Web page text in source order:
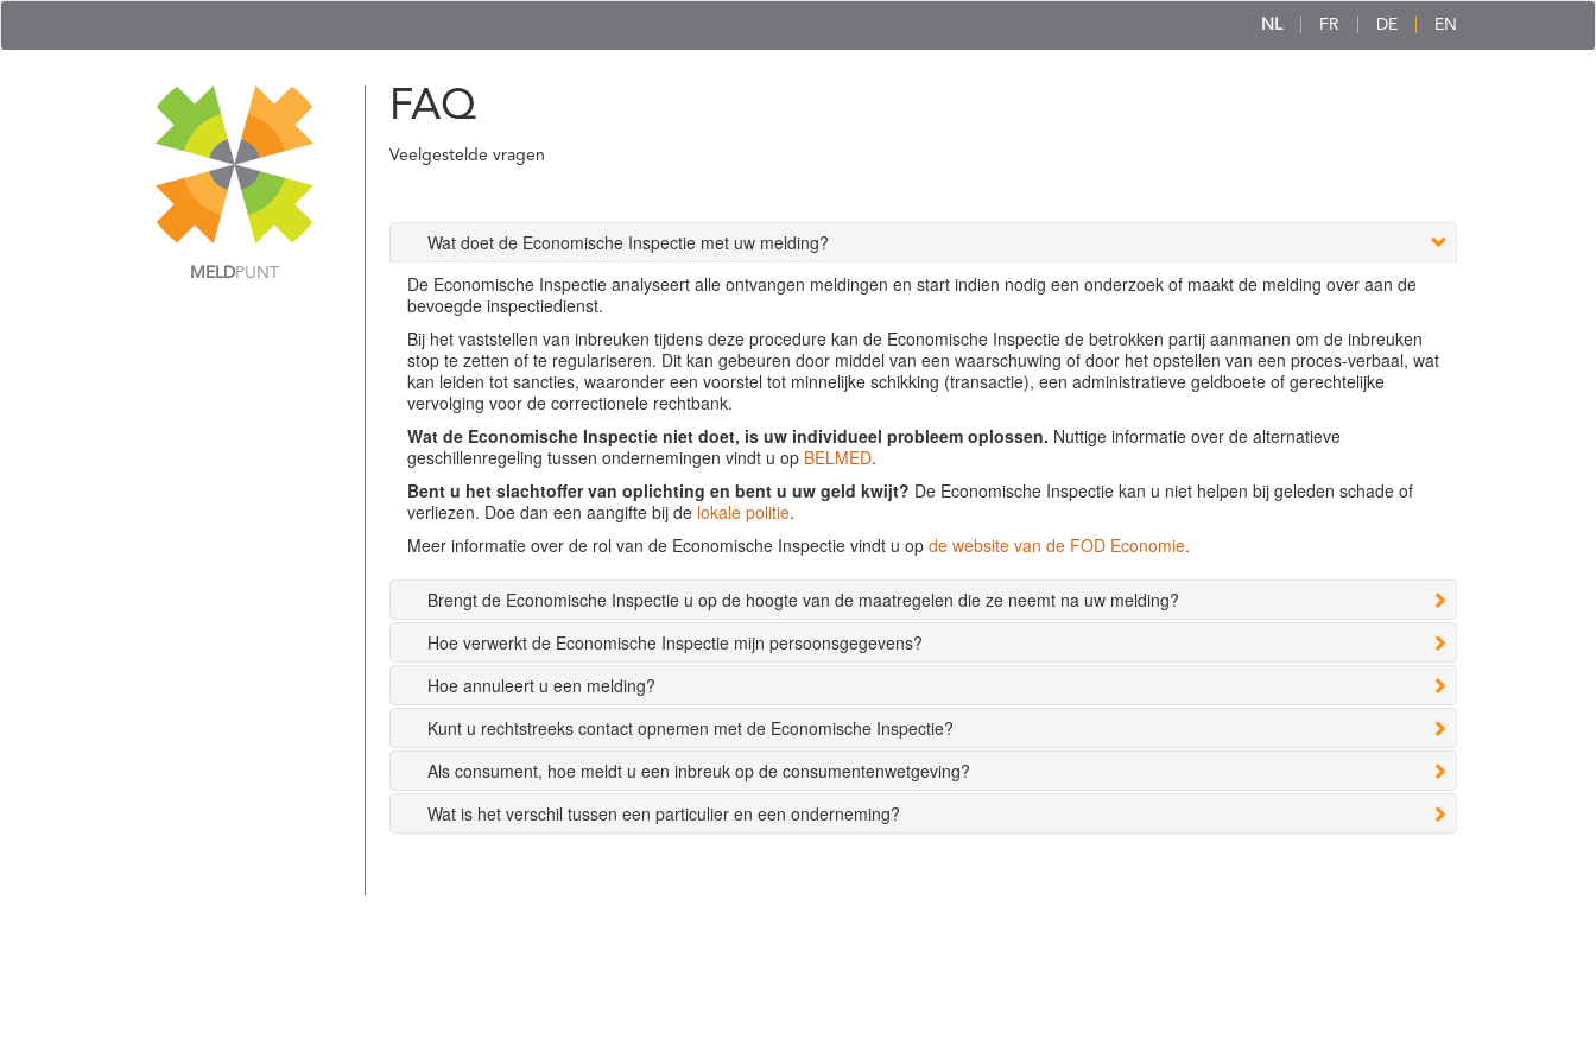
NL FR DE EN
MELDPUNT
FAQ
Veelgestelde vragen
Wat doet de Economische Inspectie met uw melding?
De Economische Inspectie analyseert alle ontvangen meldingen en start indien nodig een onderzoek of maakt de melding over aan de
bevoegde inspectiedienst.
Bij het vaststellen van inbreuken tijdens deze procedure kan de Economische Inspectie de betrokken partij aanmanen om de inbreuken
stop te zetten of te regulariseren. Dit kan gebeuren door middel van een waarschuwing of door het opstellen van een proces-verbaal, wat
kan leiden tot sancties, waaronder een voorstel tot minnelijke schikking (transactie), een administratieve geldboete of gerechtelijke
vervolging voor de correctionele rechtbank.
Wat de Economische Inspectie niet doet, is uw individueel probleem oplossen. Nuttige informatie over de alternatieve
geschillenregeling tussen ondernemingen vindt u op BELMED.
Bent u het slachtoffer van oplichting en bent u uw geld kwijt? De Economische Inspectie kan u niet helpen bij geleden schade of
verliezen. Doe dan een aangifte bij de lokale politie.
Meer informatie over de rol van de Economische Inspectie vindt u op de website van de FOD Economie.
Brengt de Economische Inspectie u op de hoogte van de maatregelen die ze neemt na uw melding?
Hoe verwerkt de Economische Inspectie mijn persoonsgegevens?
Hoe annuleert u een melding?
Kunt u rechtstreeks contact opnemen met de Economische Inspectie?
Als consument, hoe meldt u een inbreuk op de consumentenwetgeving?
Wat is het verschil tussen een particulier en een onderneming?